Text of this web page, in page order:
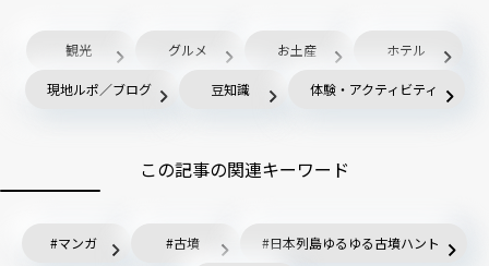
観光 グルメ お土産 ホテル
現地ルポ／ブログ 豆知識 体験・アクティビティ
この記事の関連キーワード
マンガ 古墳 日本列島ゆるゆる古墳ハント